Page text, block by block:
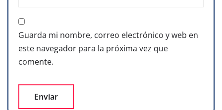
Guarda mi nombre, correo electrónico y web en
este navegador para la próxima vez que
comente.